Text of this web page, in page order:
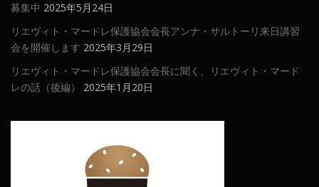
募集中 2025年5月24日
リエヴィト・マードレ保護協会会長アンナ・サルトーリ来日講習
会を開催します 2025年3月29日
リエヴィト・マードレ保護協会会長に聞く、リエヴィト・マード
レの話（後編）
2025年1月20日